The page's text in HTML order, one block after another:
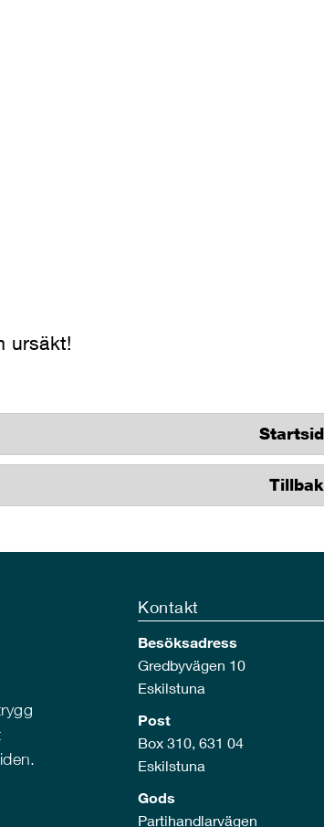
ursäkt!
Kontakt
Besöksadress
Gredbyvägen 10
Eskilstuna
Post
Box 310, 631 04
Eskilstuna
Gods
Partihandlarvägen